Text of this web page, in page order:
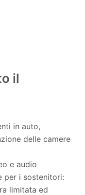
il
in auto,
delle camere
e audio
per i sostenitori:
limitata ed